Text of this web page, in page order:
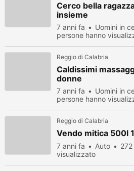
Cerco bella
insieme
7 anni fa Uomini in
persone hanno
Reggio di Calabria
Caldissimi
donne
7 anni fa Uomini in
persone hanno
Reggio di Calabria
Vendo mitica 500l
7 anni fa Auto
visualizzato